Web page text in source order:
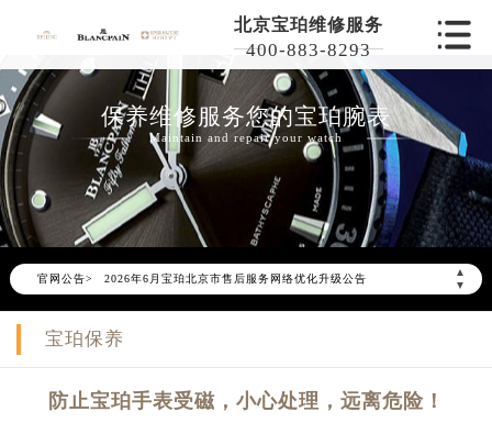
北京宝珀维修服务
400-883-8293
保养维修服务您的宝珀腕表
Maintain and repair your watch
官网公告>
▲
▼
2026年6月宝珀北京市售后服务网络优化升级公告
2026年6月北京市宝珀官方售后客户服务热线：400-801-5523
2026年6月宝珀售后服务中心最新网点地址：
北京市朝阳区建国门外大街甲6号华熙国际中心写字楼D座11层1102室（需提前预约）
宝珀保养
防止宝珀手表受磁，小心处理，远离危险！